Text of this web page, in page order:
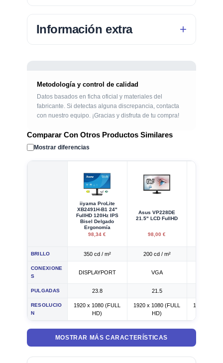
Información extra
Metodología y control de calidad
Datos basados en ficha oficial y materiales del
fabricante. Si detectas alguna discrepancia, contacta
con nuestro equipo. ¡Gracias y disfruta de tu compra!
Comparar Con Otros Productos Similares
Mostrar diferencias
iiyama ProLite
XB2491H-B1 24"
FullHD 120Hz IPS
Bisel Delgado
Ergonomía
98,34 €
Asus VP228DE
21.5" LCD FullHD
98,00 €
BRILLO 350 cd / m² 200 cd / m²
CONEXIONE
S
DISPLAYPORT VGA
PULGADAS 23.8 21.5
RESOLUCIO
N
1920 x 1080 (FULL
HD)
1920 x 1080 (FULL
HD)
1920 x
MOSTRAR MÁS CARACTERÍSTICAS